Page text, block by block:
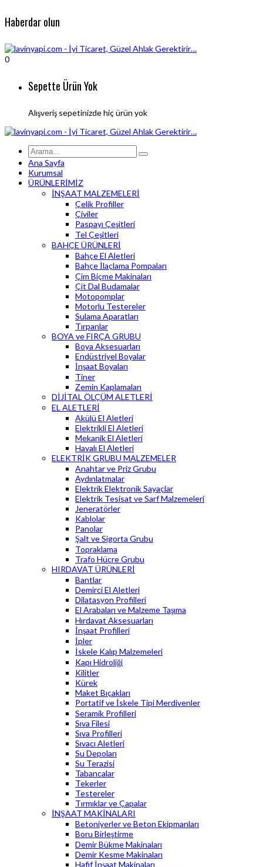
Haberdar olun
0
Sepette Ürün Yok
Alışveriş sepetinizde hiç ürün yok
Ana Sayfa
Kurumsal
ÜRÜNLERİMİZ
İNŞAAT MALZEMELERİ
Çelik Profiller
Çiviler
Paspayı Çeşitleri
Tel Çeşitleri
BAHÇE ÜRÜNLERİ
Bahçe El Aletleri
Bahçe İlaçlama Pompaları
Çim Biçme Makinaları
Çit Dal Budamalar
Motopomplar
Motorlu Testereler
Sulama Aparatları
Tırpanlar
BOYA ve FIRÇA GRUBU
Boya Aksesuarları
Endüstriyel Boyalar
İnşaat Boyaları
Tiner
Zemin Kaplamaları
DİJİTAL ÖLÇÜM ALETLERİ
EL ALETLERİ
Akülü El Aletleri
Elektrikli El Aletleri
Mekanik El Aletleri
Havalı El Aletleri
ELEKTRİK GRUBU MALZEMELER
Anahtar ve Priz Grubu
Aydınlatmalar
Elektrik Elektronik Sayaçlar
Elektrik Tesisat ve Sarf Malzemeleri
Jeneratörler
Kablolar
Panolar
Şalt ve Sigorta Grubu
Topraklama
Trafo Hücre Grubu
HIRDAVAT ÜRÜNLERİ
Bantlar
Demirci El Aletleri
Dilatasyon Profilleri
El Arabaları ve Malzeme Taşıma
Hırdavat Aksesuarları
İnşaat Profilleri
İpler
İskele Kalıp Malzemeleri
Kapı Hidroliği
Kilitler
Kürek
Maket Bıçakları
Portatif ve İskele Tipi Merdivenler
Seramik Profilleri
Sıva Filesi
Sıva Profilleri
Sıvacı Aletleri
Su Depoları
Su Terazisi
Tabancalar
Tekerler
Testereler
Tırmıklar ve Çapalar
İNŞAAT MAKİNALARI
Betoniyerler ve Beton Ekipmanları
Boru Birleştirme
Demir Bükme Makinaları
Demir Kesme Makinaları
Hafif İnşaat Makinaları